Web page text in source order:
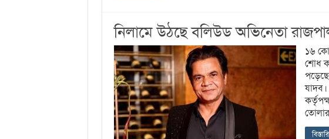
নিলামে উঠছে বলিউড অভিনেতা
১৬
শোধ
তোলার